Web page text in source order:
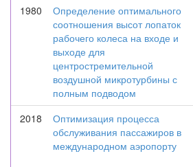
1980
Определение оптимального
соотношения высот лопаток
рабочего колеса на входе и
выходе для
центростремительной
воздушной микротурбины с
полным подводом
2018
Оптимизация процесса
обслуживания пассажиров в
международном аэропорту